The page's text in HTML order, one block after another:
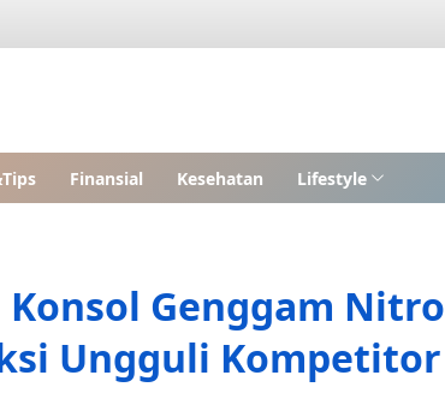
Finansial Kesehatan Lifestyle
Genggam Nitro
Ungguli Kompetitor